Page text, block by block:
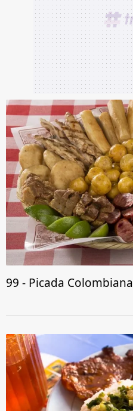
99 - Picada Colombiana